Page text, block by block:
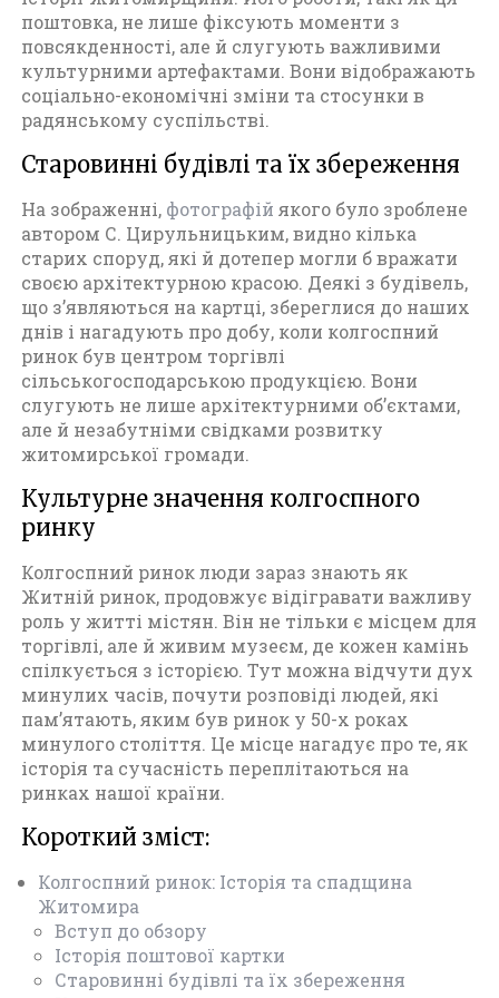
поштовка, не лише фіксують моменти з
повсякденності, але й слугують важливими
культурними артефактами. Вони відображають
соціально-економічні зміни та стосунки в
радянському суспільстві.
Старовинні будівлі та їх збереження
На зображенні, фотографій якого було зроблене
автором С. Цирульницьким, видно кілька
старих споруд, які й дотепер могли б вражати
своєю архітектурною красою. Деякі з будівель,
що з’являються на картці, збереглися до наших
днів і нагадують про добу, коли колгоспний
ринок був центром торгівлі
сільськогосподарською продукцією. Вони
слугують не лише архітектурними об’єктами,
але й незабутніми свідками розвитку
житомирської громади.
Культурне значення колгоспного
ринку
Колгоспний ринок люди зараз знають як
Житній ринок, продовжує відігравати важливу
роль у житті містян. Він не тільки є місцем для
торгівлі, але й живим музеєм, де кожен камінь
спілкується з історією. Тут можна відчути дух
минулих часів, почути розповіді людей, які
пам’ятають, яким був ринок у 50-х роках
минулого століття. Це місце нагадує про те, як
історія та сучасність переплітаються на
ринках нашої країни.
Короткий зміст:
Колгоспний ринок: Історія та спадщина
Житомира
Вступ до обзору
Історія поштової картки
Старовинні будівлі та їх збереження